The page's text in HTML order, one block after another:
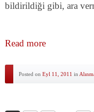
bildirildiği gibi, ara
Read more
Posted on Eyl 11, 2011 in